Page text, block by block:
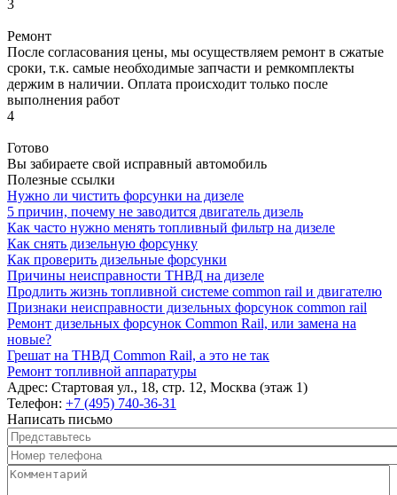
3
Ремонт
После согласования цены, мы осуществляем ремонт в сжатые
сроки, т.к. самые необходимые запчасти и ремкомплекты
держим в наличии. Оплата происходит только после
выполнения работ
4
Готово
Вы забираете свой исправный автомобиль
Полезные ссылки
Нужно ли чистить форсунки на дизеле
5 причин, почему не заводится двигатель дизель
Как часто нужно менять топливный фильтр на дизеле
Как снять дизельную форсунку
Как проверить дизельные форсунки
Причины неисправности ТНВД на дизеле
Продлить жизнь топливной системе common rail и двигателю
Признаки неисправности дизельных форсунок common rail
Ремонт дизельных форсунок Common Rail, или замена на
новые?
Грешат на ТНВД Common Rail, а это не так
Ремонт топливной аппаратуры
Адрес: Стартовая ул., 18, стр. 12, Москва (этаж 1)
Телефон: +7 (495) 740-36-31
Написать письмо
Представьтесь
Номер телефона
Комментарий